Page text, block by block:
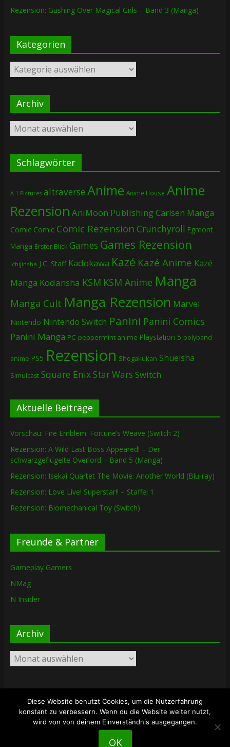
Rezension: Gushing Over Magical Girls – Band 3 (Manga)
Kategorien
Kategorien
Archiv
Archiv
Schlagwörter
A-1 Pictures altraverse Anime Anime House Anime
Rezension AniMoon PublishingCarlsen Manga
Comic Comic Comic Rezension Crunchyroll Egmont
Manga Erster Blick Games Games Rezension
Ichijinsha J.C. Staff Kadokawa Kazé Kazé Anime Kazé
Manga Kodansha KSM KSM Anime Manga
Manga Cult Manga Rezension Marvel
Nintendo Nintendo Switch Panini Panini Comics
Panini Manga PC peppermint anime Playstation 5 polyband
anime PS5 Rezension Shogakukan Shueisha
Simulcast Square EnixStar Wars Switch
Aktuelle Beiträge
Vorschau: Fire Emblem: Fortune’s Weave (Switch 2)
Rezension: A Wild Last Boss Appeared! – Der
schwarzgeflügelte Overlord – Band 5 (Manga)
Rezension: Isekai Quartet The Movie: Another World (Blu-ray)
Rezension: Love Live! Superstar!! – Staffel 1
Rezension: Biomechanical Toy (Switch)
Freunde & Partner
Gameplay Gamers
NMag
N Insider
Archiv
Archiv
Copyright © 2026The Lost Dungeon. Alle Rechte vorbehalten.
Theme: ColorMag vonThemeGrill. Bereitgestellt von
WordPress
Diese Website benutzt Cookies, um die Nutzerfahrung
konstant zu verbessern. Wenn du die Website weiter nutzt,
wird von von deinem Einverständnis ausgegangen.
OK